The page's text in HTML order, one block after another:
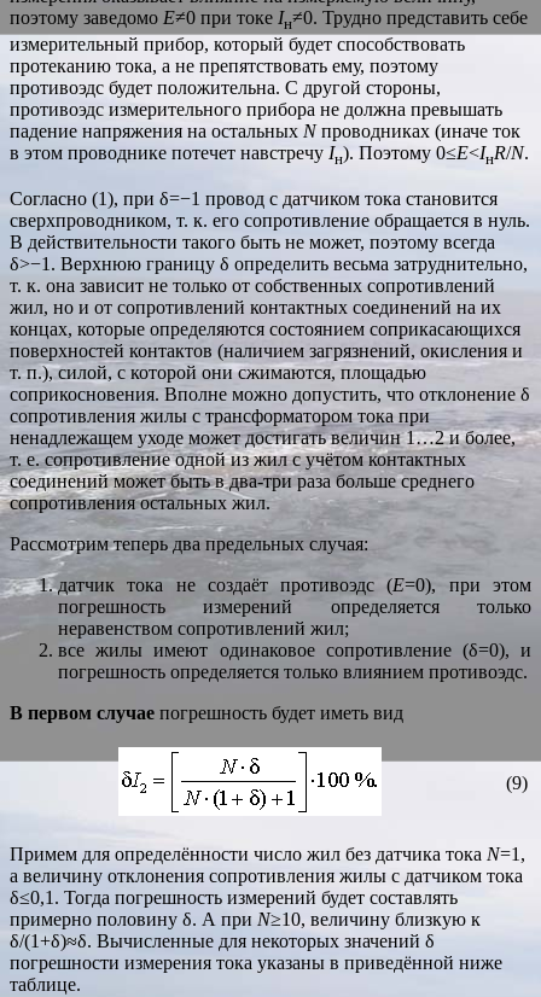
поэтому заведомо E≠0 при токе Iн≠0. Трудно представить себе
измерительный прибор, который будет способствовать
протеканию тока, а не препятствовать ему, поэтому
противоэдс будет положительна. С другой стороны,
противоэдс измерительного прибора не должна превышать
падение напряжения на остальных Nпроводниках (иначе ток
в этом проводнике потечет навстречу Iн). Поэтому 0≤E<IнR/N.
Согласно (1), при δ=−1 провод с датчиком тока становится
сверхпроводником, т. к. его сопротивление обращается в нуль.
В действительности такого быть не может, поэтому всегда
δ>−1. Верхнюю границу δ определить весьма затруднительно,
т. к. она зависит не только от собственных сопротивлений
жил, но и от сопротивлений контактных соединений на их
концах, которые определяются состоянием соприкасающихся
поверхностей контактов (наличием загрязнений, окисления и
т. п.), силой, с которой они сжимаются, площадью
соприкосновения. Вполне можно допустить, что отклонение δ
сопротивления жилы с трансформатором тока при
ненадлежащем уходе может достигать величин 1…2 и более,
т. е. сопротивление одной из жил с учётом контактных
соединений может быть в два-три раза больше среднего
сопротивления остальных жил.
Рассмотрим теперь два предельных случая:
датчик тока не создаёт противоэдс (E=0), при этом
погрешность измерений определяется только
неравенством сопротивлений жил;
все жилы имеют одинаковое сопротивление (δ=0), и
погрешность определяется только влиянием противоэдс.
В первом случае погрешность будет иметь вид
(9)
Примем для определённости число жил без датчика тока N=1,
а величину отклонения сопротивления жилы с датчиком тока
δ≤0,1. Тогда погрешность измерений будет составлять
примерно половину δ. А при N≥10, величину близкую к
δ/(1+δ)≈δ. Вычисленные для некоторых значений δ
погрешности измерения тока указаны в приведённой ниже
таблице.